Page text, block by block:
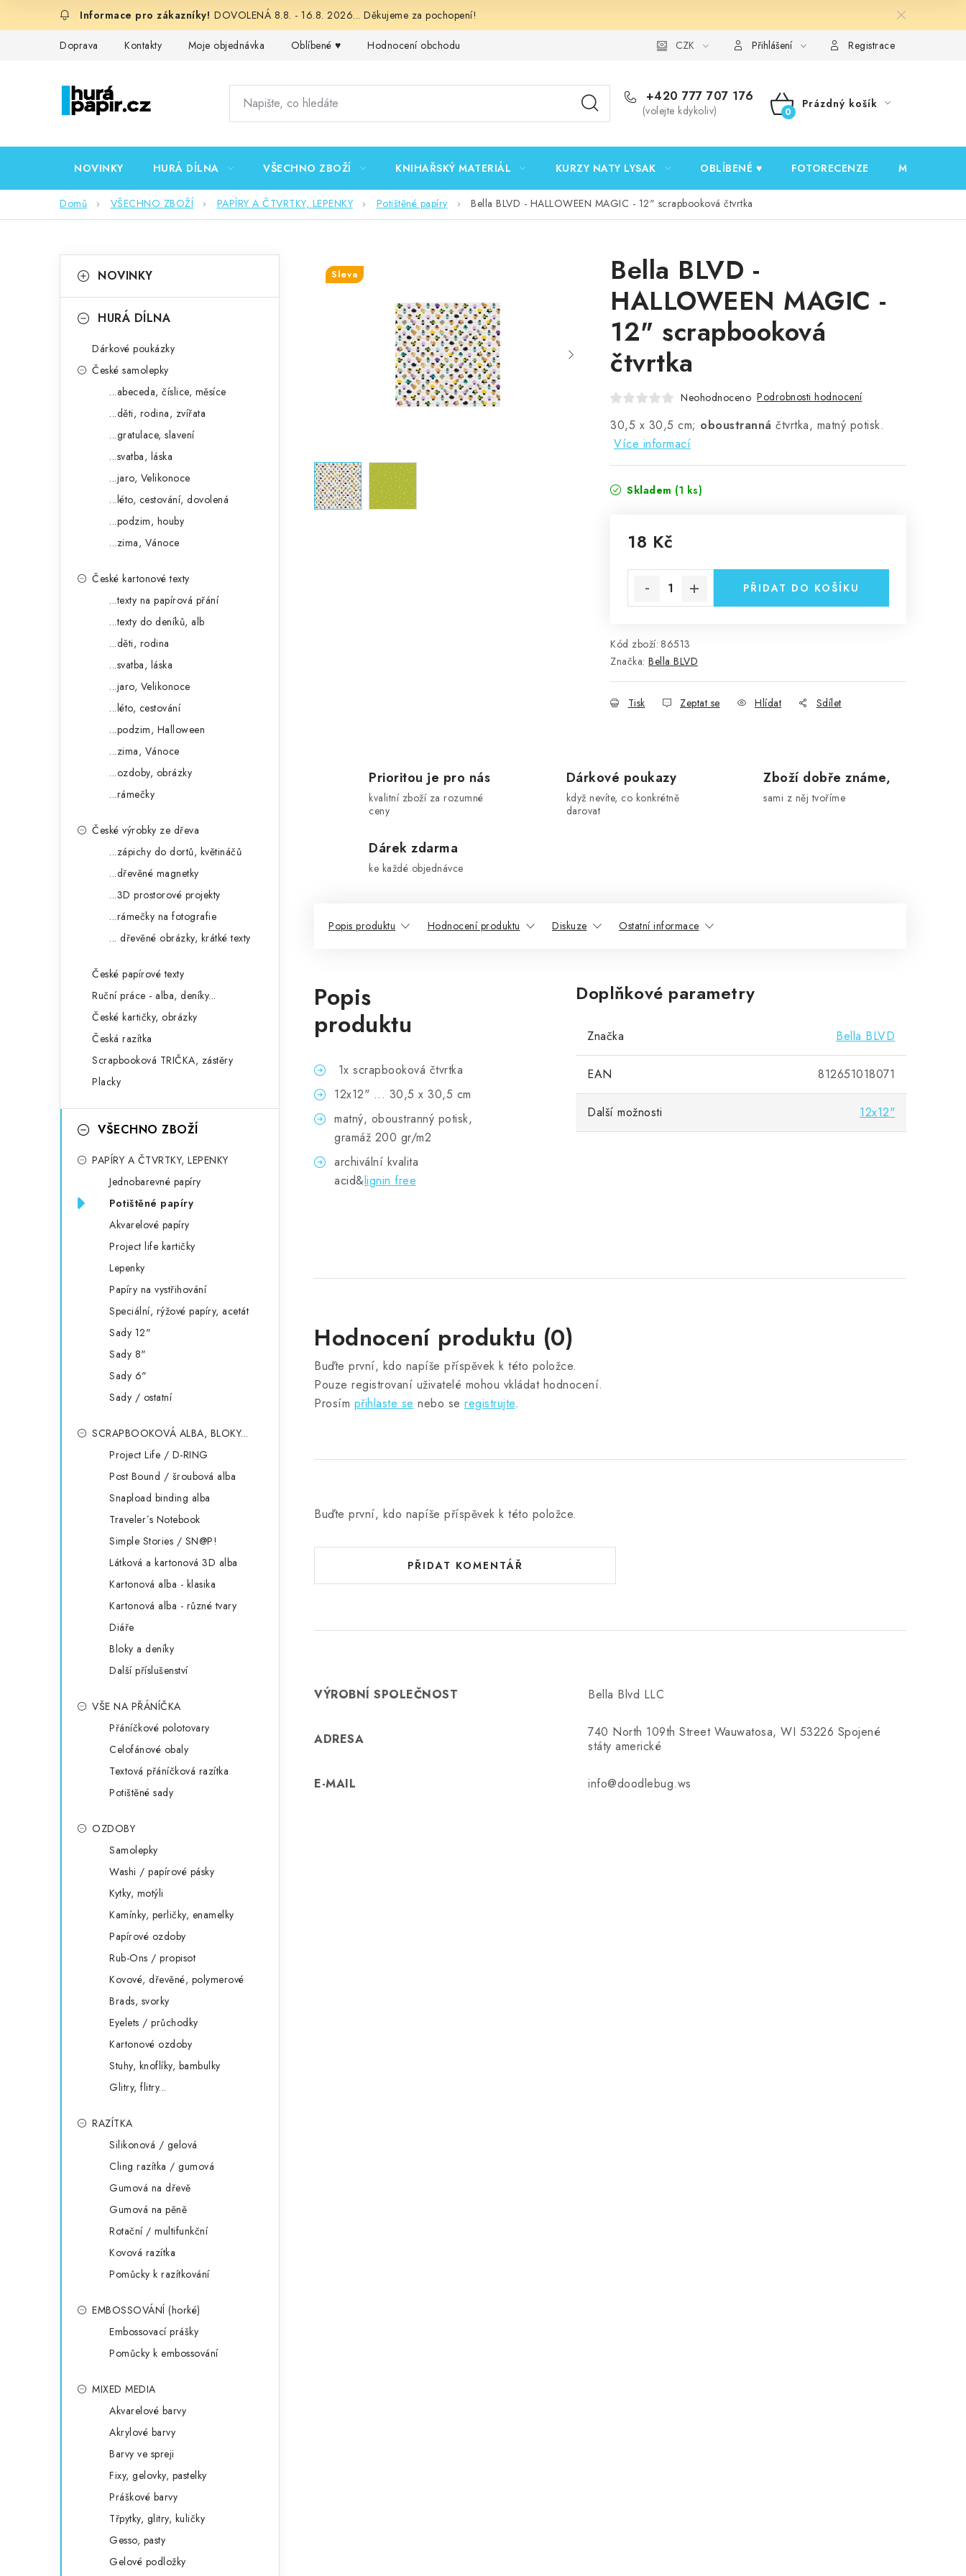
DOVOLENÁ 8.8. - 16.8. 2026... Děkujeme za pochopení!
Doprava Kontakty Moje objednávka Oblíbené ♥️ Hodnocení obchodu Podmínky ochrany osobních údajů Ověřování recenzí
CZK Přihlášení Registrace
+420 777 707 176
(volejte kdykoliv)
NÁKUPNÍ
Prázdný košík
NOVINKY HURÁ DÍLNA VŠECHNO ZBOŽÍ KNIHAŘSKÝ MATERIÁL KURZY NATY LYSAK OBLÍBENÉ ♥️ FOTORECENZE MOJE
Domů VŠECHNO ZBOŽÍ PAPÍRY A ČTVRTKY, LEPENKY Potištěné papíry Bella BLVD - HALLOWEEN MAGIC - 12" scrapbooková čtvrtka
okategorie
a
NOVINKY
HURÁ DÍLNA
Dárkové poukázky
České samolepky
...abeceda, číslice, měsíce
...děti, rodina, zvířata
...gratulace, slavení
...svatba, láska
...jaro, Velikonoce
...léto, cestování, dovolená
...podzim, houby
...zima, Vánoce
České kartonové texty
...texty na papírová přání
...texty do deníků, alb
...děti, rodina
...svatba, láska
...jaro, Velikonoce
...léto, cestování
...podzim, Halloween
...zima, Vánoce
...ozdoby, obrázky
...rámečky
České výrobky ze dřeva
...zápichy do dortů, květináčů
...dřevěné magnetky
...3D prostorové projekty
...rámečky na fotografie
... dřevěné obrázky, krátké texty
České papírové texty
Ruční práce - alba, deníky...
České kartičky, obrázky
Česká razítka
Scrapbooková TRIČKA, zástěry
Placky
VŠECHNO ZBOŽÍ
PAPÍRY A ČTVRTKY, LEPENKY
Jednobarevné papíry
Potištěné papíry
Akvarelové papíry
Project life kartičky
Lepenky
Papíry na vystřihování
Speciální, rýžové papíry, acetát
Sady 12"
Sady 8"
Sady 6"
Sady / ostatní
SCRAPBOOKOVÁ ALBA, BLOKY...
Project Life / D-RING
Post Bound / šroubová alba
Snapload binding alba
Traveler´s Notebook
Simple Stories / SN@P!
Látková a kartonová 3D alba
Kartonová alba - klasika
Kartonová alba - různé tvary
Diáře
Bloky a deníky
Další příslušenství
VŠE NA PŘÁNÍČKA
Přáníčkové polotovary
Celofánové obaly
Textová přáníčková razítka
Potištěné sady
OZDOBY
Samolepky
Washi / papírové pásky
Kytky, motýli
Kamínky, perličky, enamelky
Papírové ozdoby
Rub-Ons / propisot
Kovové, dřevěné, polymerové
Brads, svorky
Eyelets / průchodky
Kartonové ozdoby
Stuhy, knoflíky, bambulky
Glitry, flitry...
RAZÍTKA
Silikonová / gelová
Cling razítka / gumová
Gumová na dřevě
Gumová na pěně
Rotační / multifunkční
Kovová razítka
Pomůcky k razítkování
EMBOSSOVÁNÍ (horké)
Embossovací prášky
Pomůcky k embossování
MIXED MEDIA
Akvarelové barvy
Akrylové barvy
Barvy ve spreji
Fixy, gelovky, pastelky
Práškové barvy
Třpytky, glitry, kuličky
Gesso, pasty
Gelové podložky
Bella BLVD -
HALLOWEEN MAGIC -
12" scrapbooková
čtvrtka
Neohodnoceno Podrobnosti hodnocení
30,5 x 30,5 cm; oboustranná čtvrtka, matný potisk.
Více informací
Skladem (1 ks)
18 Kč
PŘIDAT DO KOŠÍKU
Kód zboží: 86513
Značka: Bella BLVD
Tisk Zeptat se Hlídat Sdílet
Sleva
Prioritou je pro nás
kvalitní zboží za rozumné
ceny
Dárkové poukazy
když nevíte, co konkrétně
darovat
Zboží dobře známe,
sami z něj tvoříme
Dárek zdarma
ke každé objednávce
Popis produktu Hodnocení produktu Diskuze Ostatní informace
Popis
produktu
1x scrapbooková čtvrtka
12x12" ... 30,5 x 30,5 cm
matný, oboustranný potisk,
gramáž 200 gr/m2
archivální kvalita
acid&lignin free
Doplňkové parametry
Značka Bella BLVD
EAN 812651018071
Další možnosti 12x12"
Hodnocení produktu (0)
Buďte první, kdo napíše příspěvek k této položce.
Pouze registrovaní uživatelé mohou vkládat hodnocení.
Prosím přihlaste se nebo se registrujte.
Buďte první, kdo napíše příspěvek k této položce.
PŘIDAT KOMENTÁŘ
VÝROBNÍ SPOLEČNOST Bella Blvd LLC
ADRESA
740 North 109th Street Wauwatosa, WI 53226 Spojené
státy americké
E-MAIL info@doodlebug.ws